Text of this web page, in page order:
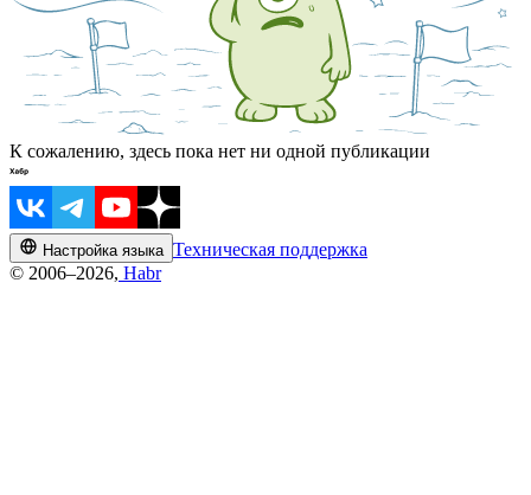
К сожалению, здесь пока нет ни одной публикации
Настройка языка Техническая поддержка
© 2006–2026, Habr